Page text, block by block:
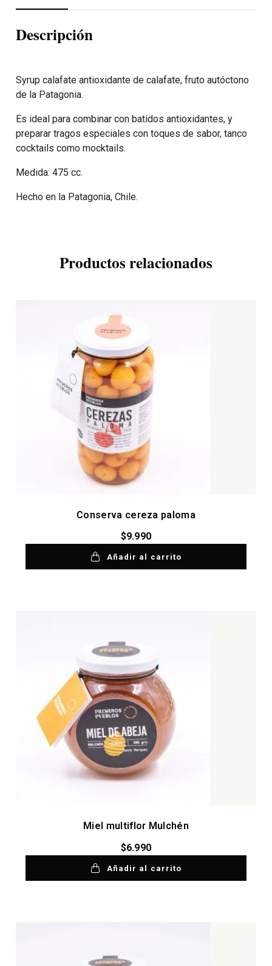
Descripción
Syrup calafate antioxidante de calafate, fruto autóctono
de la Patagonia.
Es ideal para combinar con batidos antioxidantes, y
preparar tragos especiales con toques de sabor, tanco
cocktails como mocktails.
Medida: 475 cc.
Hecho en la Patagonia, Chile.
Productos relacionados
Conserva cereza paloma
$9.990
Añadir al carrito
Miel multiflor Mulchén
$6.990
Añadir al carrito